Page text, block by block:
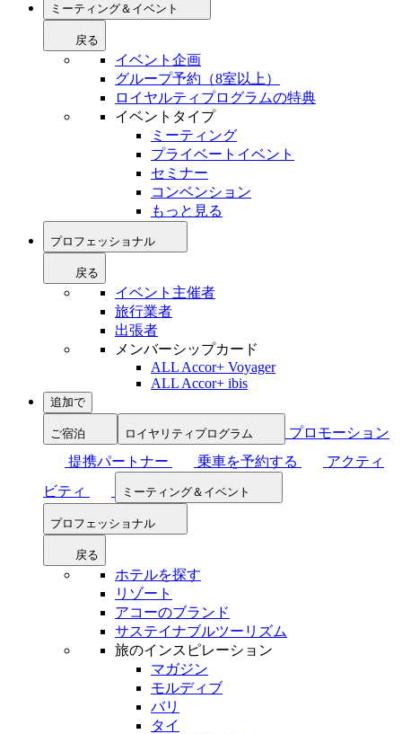
ミーティング＆イベント
戻る
イベント企画
グループ予約（8室以上）
ロイヤルティプログラムの特典
イベントタイプ
ミーティング
プライベートイベント
セミナー
コンベンション
もっと見る
プロフェッショナル
戻る
イベント主催者
旅行業者
出張者
メンバーシップカード
ALL Accor+ Voyager
ALL Accor+ ibis
追加で
ご宿泊 ロイヤリティプログラム
プロモーション
提携パートナー
乗車を予約する
アクティ
ビティ
ミーティング＆イベント
プロフェッショナル
戻る
ホテルを探す
リゾート
アコーのブランド
サステイナブルツーリズム
旅のインスピレーション
マガジン
モルディブ
バリ
タイ